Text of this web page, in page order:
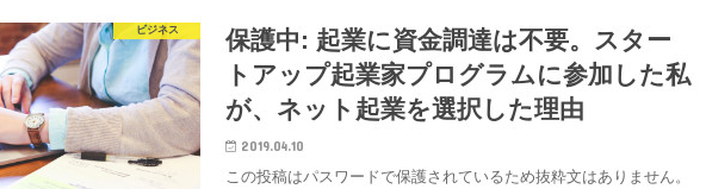
ビジネス
保護中: 起業に資金調達は不要。スター
トアップ起業家プログラムに参加した私
が、ネット起業を選択した理由
2019.04.10
この投稿はパスワードで保護されているため抜粋文はありません。